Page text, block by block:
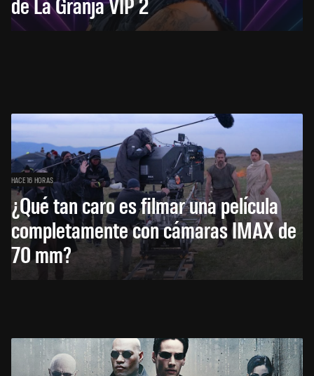
HACE 16 HORAS
¿Qué tan caro es filmar una película
completamente con cámaras IMAX de
70 mm?